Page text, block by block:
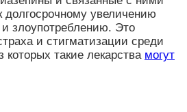
долгосрочному увеличению
злоупотреблению. Это
и стигматизации среди
такие лекарства могут